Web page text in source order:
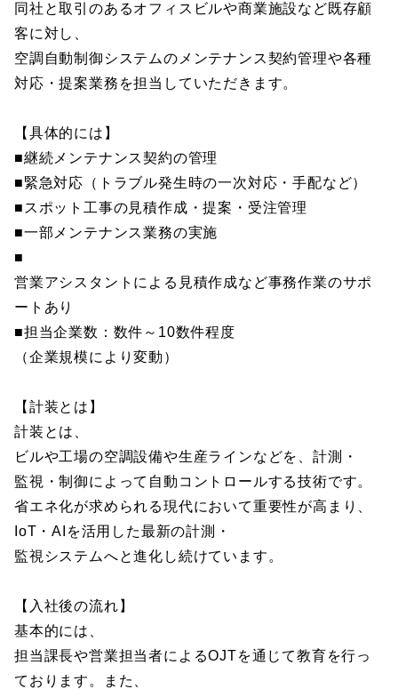
同社と取引のあるオフィスビルや商業施設など既存顧
客に対し、
空調自動制御システムのメンテナンス契約管理や各種
対応・提案業務を担当していただきます。
【具体的には】
■継続メンテナンス契約の管理
■緊急対応（トラブル発生時の一次対応・手配など）
■スポット工事の見積作成・提案・受注管理
■一部メンテナンス業務の実施
■
営業アシスタントによる見積作成など事務作業のサポ
ートあり
■担当企業数：数件～10数件程度
（企業規模により変動）
【計装とは】
計装とは、
ビルや工場の空調設備や生産ラインなどを、計測・
監視・制御によって自動コントロールする技術です。
省エネ化が求められる現代において重要性が高まり、
IoT・AIを活用した最新の計測・
監視システムへと進化し続けています。
【入社後の流れ】
基本的には、
担当課長や営業担当者によるOJTを通じて教育を行っ
ております。また、